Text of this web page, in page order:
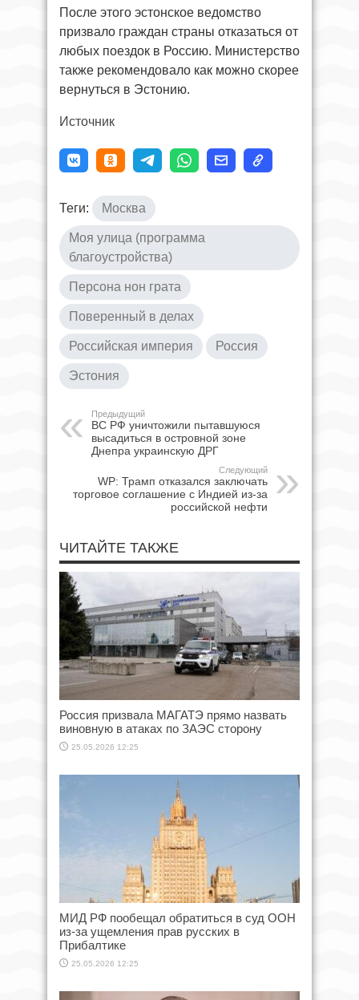
После этого эстонское ведомство
призвало граждан страны отказаться от
любых поездок в Россию. Министерство
также рекомендовало как можно скорее
вернуться в Эстонию.
Источник
Теги: Москва
Моя улица (программа
благоустройства)
Персона нон грата
Поверенный в делах
Российская империя Россия
Эстония
Предыдущий
ВС РФ уничтожили пытавшуюся
высадиться в островной зоне
Днепра украинскую ДРГ
Следующий
WP: Трамп отказался заключать
торговое соглашение с Индией из-за
российской нефти
ЧИТАЙТЕ ТАКЖЕ
Россия призвала МАГАТЭ прямо назвать
виновную в атаках по ЗАЭС сторону
25.05.2026 12:25
МИД РФ пообещал обратиться в суд ООН
из-за ущемления прав русских в
Прибалтике
25.05.2026 12:25